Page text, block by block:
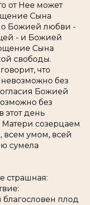
от Нее может
Сына
Божией любви -
- и Божией
Сына
свободы.
что
без
Божией
без
этот день
созерцаем
всем умом, всей
сумела
страшная:
благословен плод